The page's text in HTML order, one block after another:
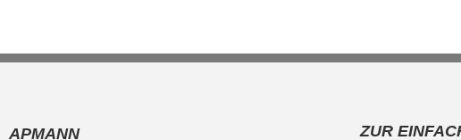
APMANN ZUR